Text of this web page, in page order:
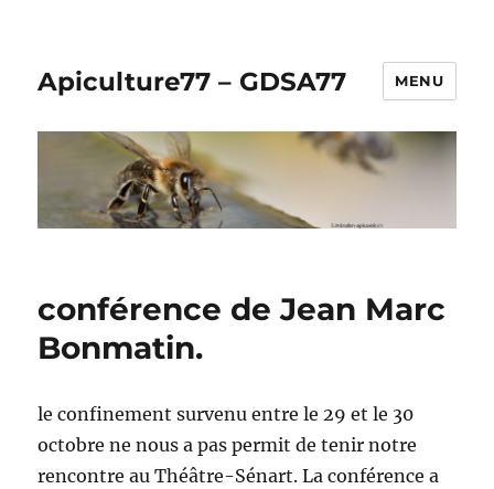
Apiculture77 – GDSA77 MENU
conférence de Jean Marc
Bonmatin.
le confinement survenu entre le 29 et le 30
octobre ne nous a pas permit de tenir notre
rencontre au Théâtre-Sénart. La conférence a